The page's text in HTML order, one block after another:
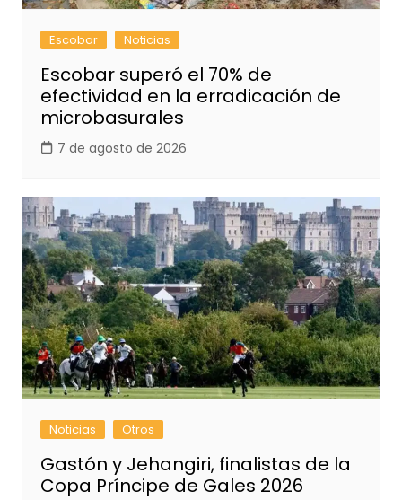
Escobar Noticias
Escobar superó el 70% de
efectividad en la erradicación de
microbasurales
7 de agosto de 2026
Noticias Otros
Gastón y Jehangiri, finalistas de la
Copa Príncipe de Gales 2026